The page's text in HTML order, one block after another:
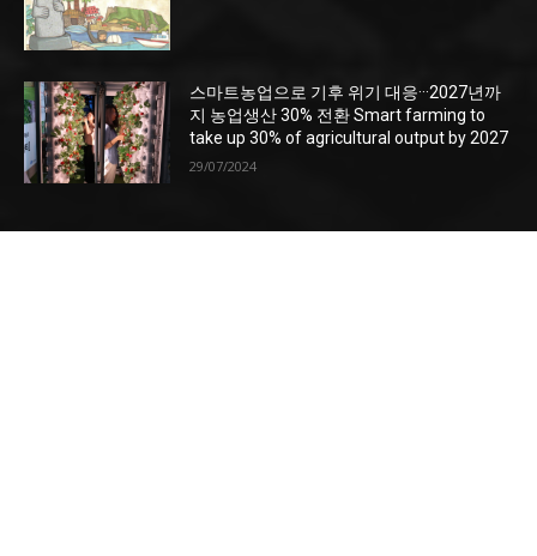
스마트농업으로 기후 위기 대응···2027년까
지 농업생산 30% 전환 Smart farming to
take up 30% of agricultural output by 2027
29/07/2024